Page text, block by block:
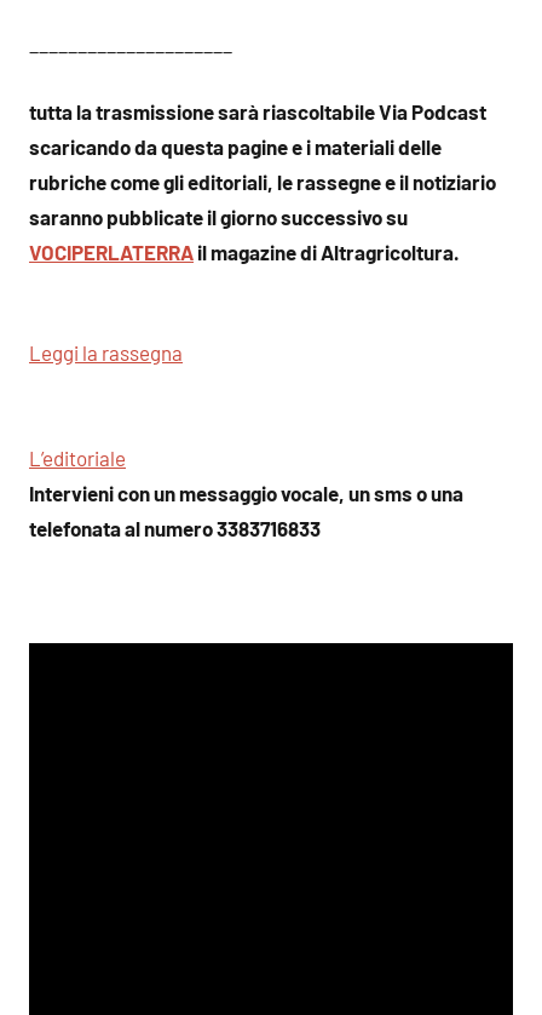
tutta la trasmissione sarà riascoltabile Via Podcast
scaricando da questa pagine e i materiali delle
rubriche come gli editoriali, le rassegne e il notiziario
saranno pubblicate il giorno successivo su
VOCIPERLATERRA il magazine di Altragricoltura.
Leggi la rassegna
L’editoriale
Intervieni con un messaggio vocale, un sms o una
telefonata al numero 3383716833